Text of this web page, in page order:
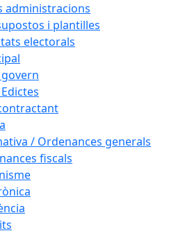
administracions
i plantilles
electorals
govern
/ Ordenances generals
fiscals